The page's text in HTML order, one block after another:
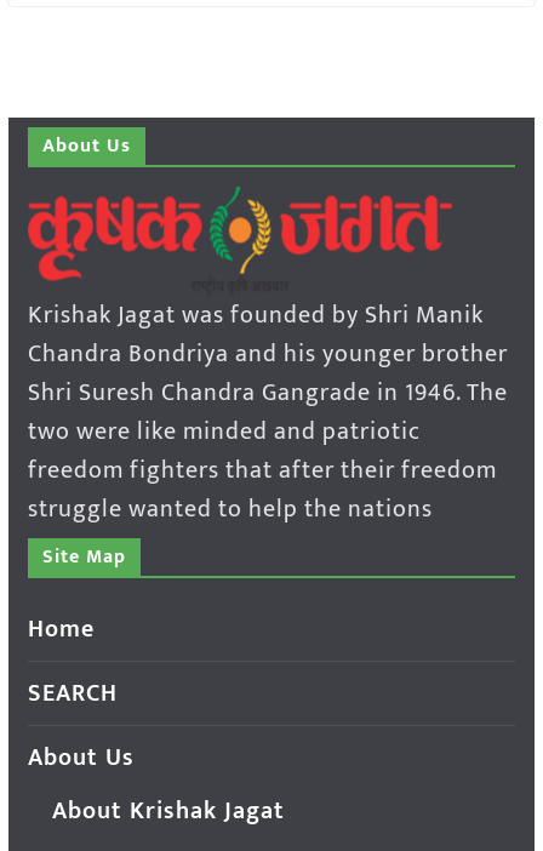
About Us
Krishak Jagat was founded by Shri Manik
Chandra Bondriya and his younger brother
Shri Suresh Chandra Gangrade in 1946. The
two were like minded and patriotic
freedom fighters that after their freedom
struggle wanted to help the nations
Site Map
Home
SEARCH
About Us
About Krishak Jagat